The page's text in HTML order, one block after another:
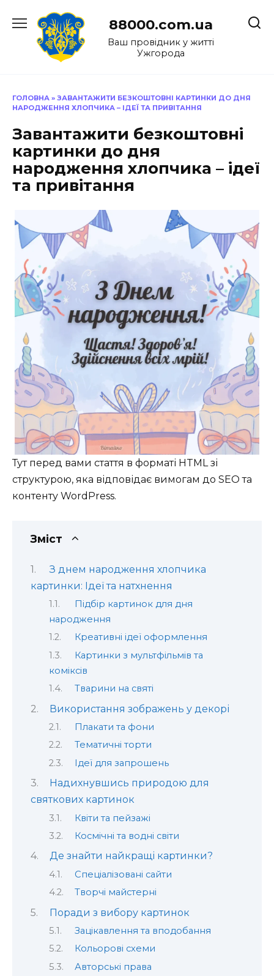
до
88000.com.ua
Ваш провідник у житті
Ужгорода
ГОЛОВНА » ЗАВАНТАЖИТИ БЕЗКОШТОВНІ КАРТИНКИ ДО ДНЯ
НАРОДЖЕННЯ ХЛОПЧИКА – ІДЕЇ ТА ПРИВІТАННЯ
Завантажити безкоштовні
картинки до дня
народження хлопчика – ідеї
та привітання
Тут перед вами стаття в форматі HTML зі
структурою, яка відповідає вимогам до SEO та
контенту WordPress.
Зміст
З днем народження хлопчика
картинки: Ідеї та натхнення
Підбір картинок для дня
народження
Креативні ідеї оформлення
Картинки з мультфільмів та
коміксів
Тварини на святі
Використання зображень у декорі
Плакати та фони
Тематичні торти
Ідеї для запрошень
Надихнувшись природою для
святкових картинок
Квіти та пейзажі
Космічні та водні світи
Де знайти найкращі картинки?
Спеціалізовані сайти
Творчі майстерні
Поради з вибору картинок
Зацікавлення та вподобання
Кольорові схеми
Авторські права